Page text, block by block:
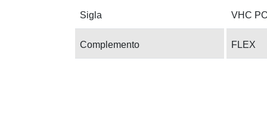
Sigla VHC
Complemento FLEX